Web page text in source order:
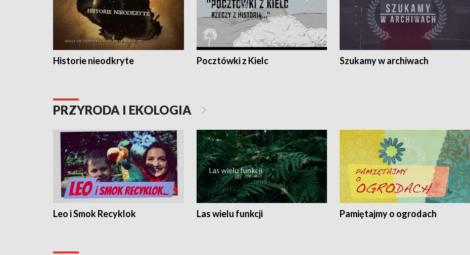
Historie nieodkryte Pocztówki z Kielc Szukamy w archiwach
PRZYRODA I EKOLOGIA
Leo i Smok Recyklok Las wielu funkcji Pamiętajmy o ogrodach